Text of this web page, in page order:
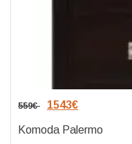
559€ 1543€
Komoda Palermo